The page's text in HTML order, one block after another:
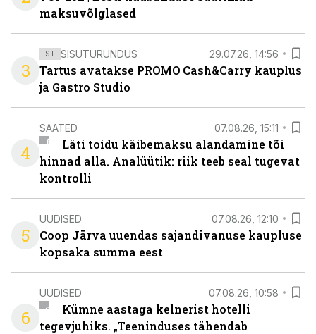
maksuvõlglased
3
ST SISUTURUNDUS 29.07.26, 14:56
Tartus avatakse PROMO Cash&Carry kauplus
ja Gastro Studio
4
SAATED 07.08.26, 15:11
Läti toidu käibemaksu alandamine tõi
hinnad alla. Analüütik: riik teeb seal tugevat
kontrolli
5
UUDISED 07.08.26, 12:10
Coop Järva uuendas sajandivanuse kaupluse
kopsaka summa eest
6
UUDISED 07.08.26, 10:58
Kümne aastaga kelnerist hotelli
tegevjuhiks. „Teeninduses tähendab